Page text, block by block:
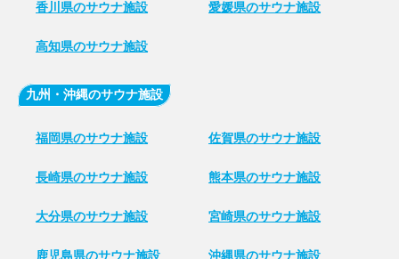
香川県のサウナ施設 愛媛県のサウナ施設
高知県のサウナ施設
九州・沖縄のサウナ施設
福岡県のサウナ施設 佐賀県のサウナ施設
長崎県のサウナ施設 熊本県のサウナ施設
大分県のサウナ施設 宮崎県のサウナ施設
鹿児島県のサウナ施設 沖縄県のサウナ施設